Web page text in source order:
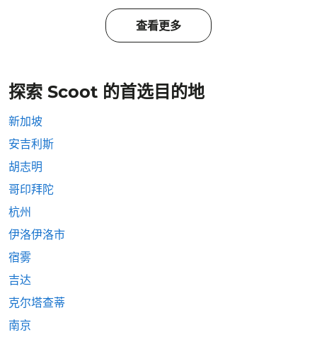
查看更多
探索 Scoot 的首选目的地
新加坡
安吉利斯
胡志明
哥印拜陀
杭州
伊洛伊洛市
宿雾
吉达
克尔塔查蒂
南京